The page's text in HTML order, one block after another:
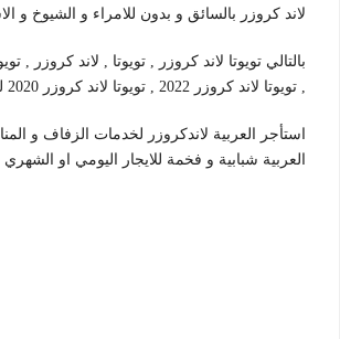
لاند كروزر بالسائق و بدون للامراء و الشيوخ و
, تويوتا لاند كروزر 2022 , تويوتا لاند كروزر 2020 للايجار .
استأجر العربية لاندكروزر لخدمات الزفاف و
العربية شبابية و فخمة للايجار اليومي او